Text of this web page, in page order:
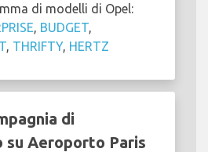
di modelli di Opel:
BUDGET
THRIFTY, HERTZ
di
su Aeroporto Paris